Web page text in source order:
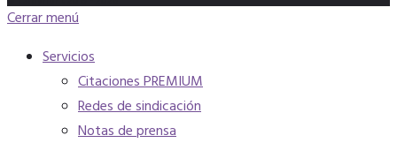
Cerrar menú
Servicios
Citaciones PREMIUM
Redes de sindicación
Notas de prensa